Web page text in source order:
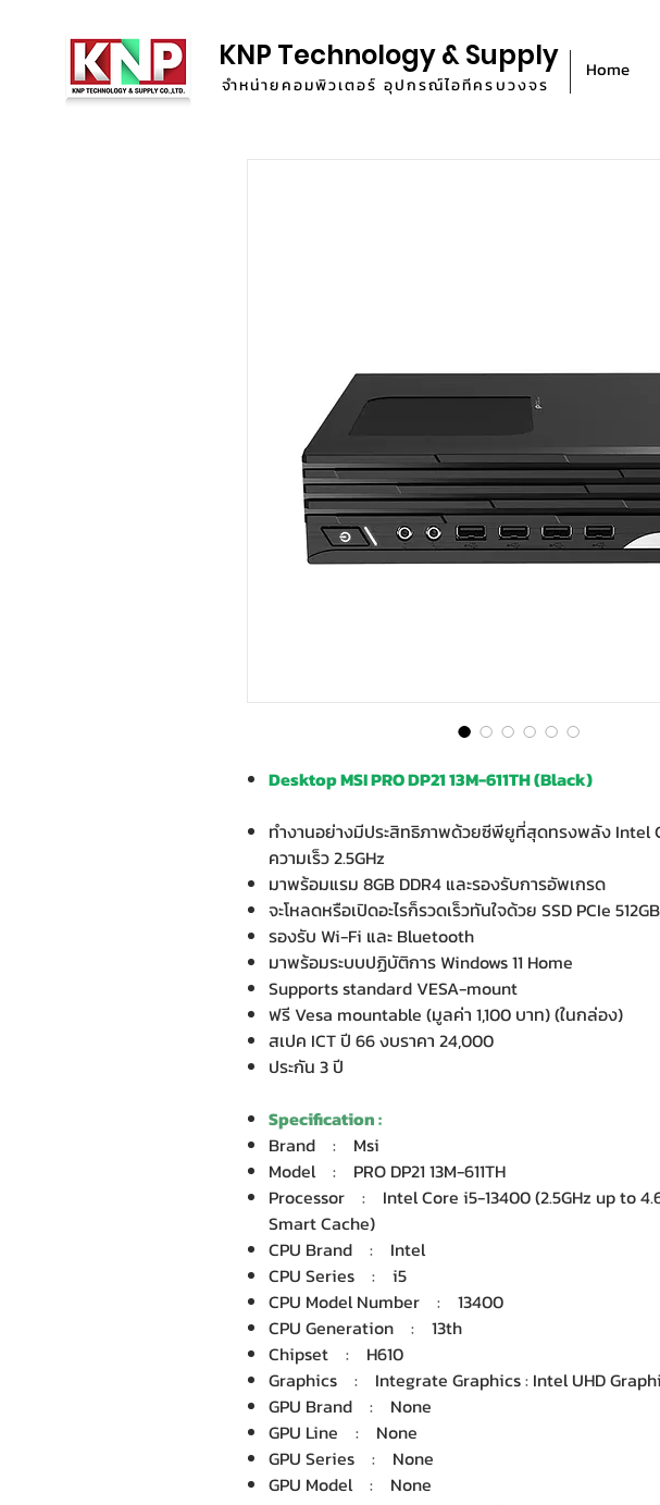
KNP Technology & Supply
จำหน่ายคอมพิวเตอร์ อุปกรณ์ไอทีครบวงจร
Home
Desktop MSI PRO DP21 13M-611TH (Black)
ทำงานอย่างมีประสิทธิภาพด้วยซีพียูที่สุดทรงพลัง Intel
ความเร็ว 2.5GHz
มาพร้อมแรม 8GB DDR4 และรองรับการอัพเกรด
จะโหลดหรือเปิดอะไรก็รวดเร็วทันใจด้วย SSD PCIe 512GB
รองรับ Wi-Fi และ Bluetooth
มาพร้อมระบบปฏิบัติการ Windows 11 Home
Supports standard VESA-mount
ฟรี Vesa mountable (มูลค่า 1,100 บาท) (ในกล่อง)
สเปค ICT ปี 66 งบราคา 24,000
ประกัน 3 ปี
Specification :
Brand : Msi
Model : PRO DP21 13M-611TH
Processor : Intel Core i5-13400 (2.5GHz up to
Smart Cache)
CPU Brand : Intel
CPU Series : i5
CPU Model Number : 13400
CPU Generation : 13th
Chipset : H610
Graphics : Integrate Graphics : Intel UHD
GPU Brand : None
GPU Line : None
GPU Series : None
GPU Model : None